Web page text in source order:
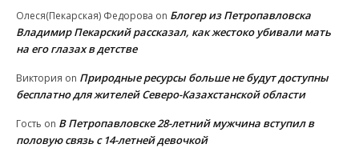
Олеся(Пекарская) Федорова on Блогер из Петропавловска
Владимир Пекарский рассказал, как жестоко убивали мать
на его глазах в детстве
Виктория on Природные ресурсы больше не будут доступны
бесплатно для жителей Северо-Казахстанской области
Гость on В Петропавловске 28-летний мужчина вступил в
половую связь с 14-летней девочкой